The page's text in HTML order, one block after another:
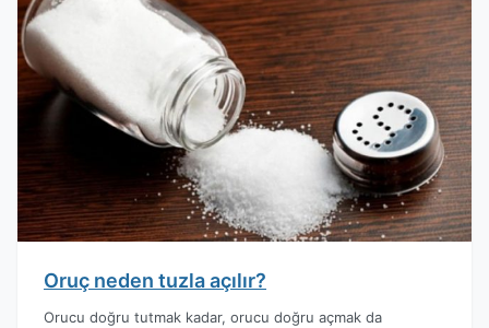
Oruç neden tuzla açılır?
Orucu doğru tutmak kadar, orucu doğru açmak da